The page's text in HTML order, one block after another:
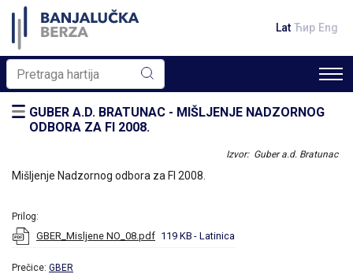
Lat Ћир Eng
GUBER A.D. BRATUNAC - MIŠLJENJE NADZORNOG
ODBORA ZA FI 2008.
Izvor: Guber a.d. Bratunac
Mišljenje Nadzornog odbora za FI 2008.
Prilog:
GBER_Misljene NO_08.pdf 119 KB - Latinica
Prečice: GBER